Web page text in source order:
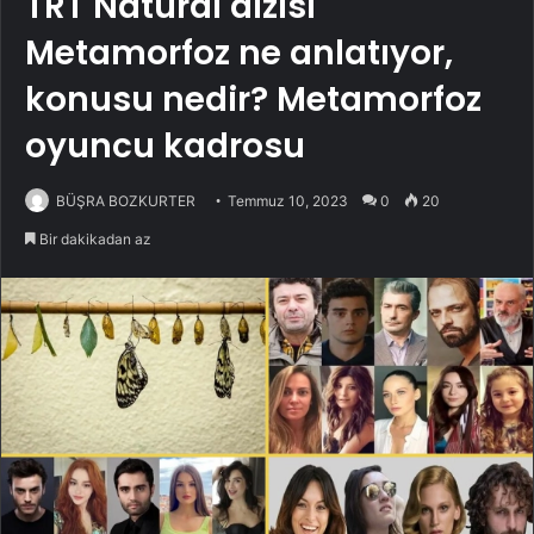
Metamorfoz ne anlatıyor,
konusu nedir? Metamorfoz
oyuncu kadrosu
BÜŞRA BOZKURTER Temmuz 10, 2023 0 20
Bir dakikadan az